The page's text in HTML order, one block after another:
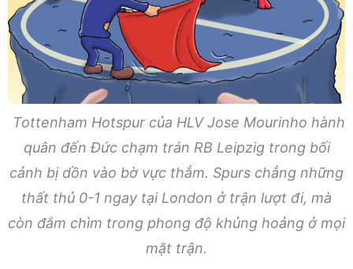
Tottenham Hotspur của HLV Jose Mourinho hành
quân đến Đức chạm trán RB Leipzig trong bối
cảnh bị dồn vào bờ vực thẳm. Spurs chẳng những
thất thủ 0-1 ngay tại London ở trận lượt đi, mà
còn đắm chìm trong phong độ khủng hoảng ở mọi
mặt trận.